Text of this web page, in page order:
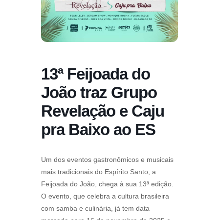
13ª Feijoada do
João traz Grupo
Revelação e Caju
pra Baixo ao ES
Um dos eventos gastronômicos e musicais
mais tradicionais do Espírito Santo, a
Feijoada do João, chega à sua 13ª edição.
O evento, que celebra a cultura brasileira
com samba e culinária, já tem data